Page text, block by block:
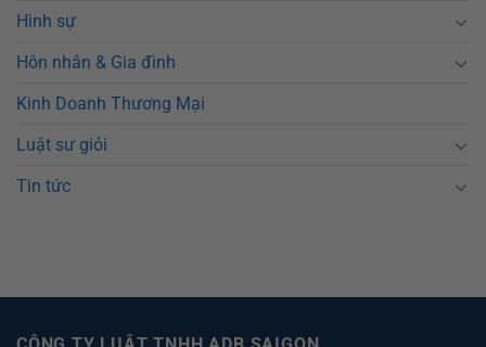
Hình sự
Hôn nhân & Gia đình
Kinh Doanh Thương Mại
Luật sư giỏi
Tin tức